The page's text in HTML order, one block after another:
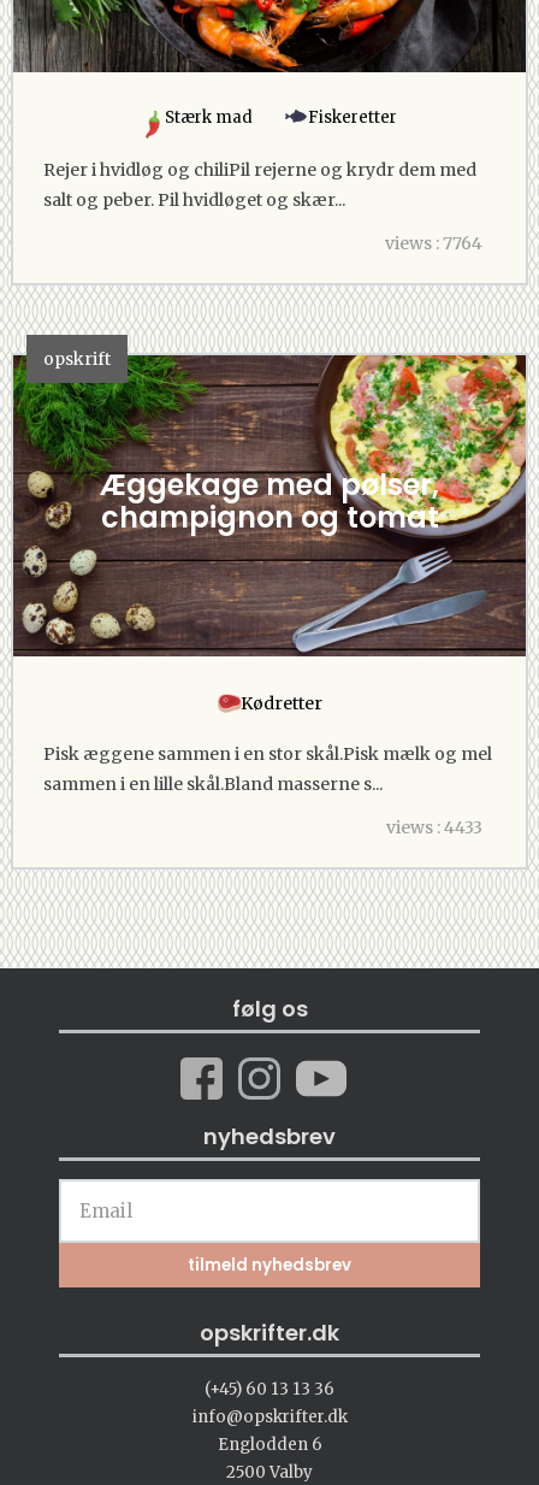
Stærk mad Fiskeretter
Rejer i hvidløg og chiliPil rejerne og krydr dem med
salt og peber. Pil hvidløget og skær...
views : 7764
opskrift
Æggekage med pølser,
champignon og tomat
Kødretter
Pisk æggene sammen i en stor skål.Pisk mælk og mel
sammen i en lille skål.Bland masserne s...
views : 4433
følg os
nyhedsbrev
opskrifter.dk
(+45) 60 13 13 36
info@opskrifter.dk
Englodden 6
2500 Valby